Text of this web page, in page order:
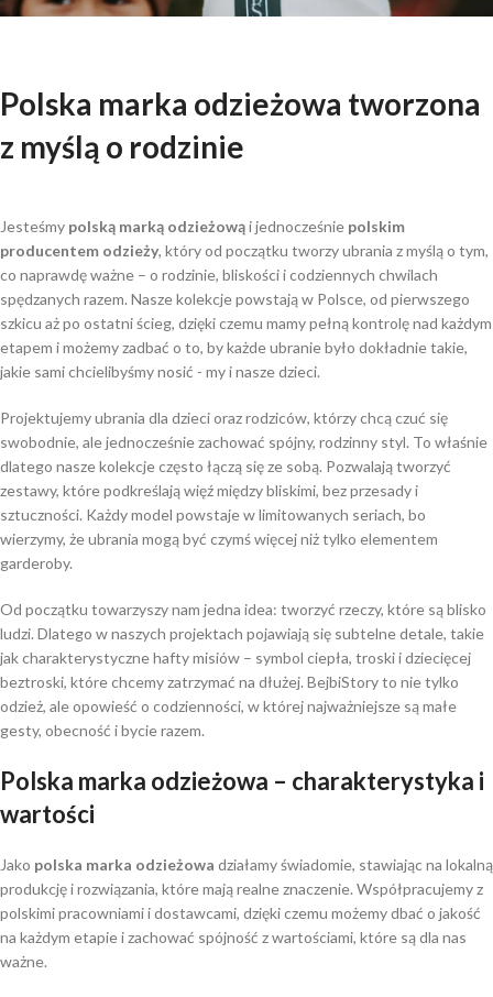
Polska marka odzieżowa tworzona
z myślą o rodzinie
Jesteśmy polską marką odzieżowąi jednocześnie polskim
producentem odzieży, który od początku tworzy ubrania z myślą o tym,
co naprawdę ważne – o rodzinie, bliskości i codziennych chwilach
spędzanych razem. Nasze kolekcje powstają w Polsce, od pierwszego
szkicu aż po ostatni ścieg, dzięki czemu mamy pełną kontrolę nad każdym
etapem i możemy zadbać o to, by każde ubranie było dokładnie takie,
jakie sami chcielibyśmy nosić - my i nasze dzieci.
Projektujemy ubrania dla dzieci oraz rodziców, którzy chcą czuć się
swobodnie, ale jednocześnie zachować spójny, rodzinny styl. To właśnie
dlatego nasze kolekcje często łączą się ze sobą. Pozwalają tworzyć
zestawy, które podkreślają więź między bliskimi, bez przesady i
sztuczności. Każdy model powstaje w limitowanych seriach, bo
wierzymy, że ubrania mogą być czymś więcej niż tylko elementem
garderoby.
Od początku towarzyszy nam jedna idea: tworzyć rzeczy, które są blisko
ludzi. Dlatego w naszych projektach pojawiają się subtelne detale, takie
jak charakterystyczne hafty misiów – symbol ciepła, troski i dziecięcej
beztroski, które chcemy zatrzymać na dłużej. BejbiStory to nie tylko
odzież, ale opowieść o codzienności, w której najważniejsze są małe
gesty, obecność i bycie razem.
Polska marka odzieżowa – charakterystyka i
wartości
Jako polska marka odzieżowa działamy świadomie, stawiając na lokalną
produkcję i rozwiązania, które mają realne znaczenie. Współpracujemy z
polskimi pracowniami i dostawcami, dzięki czemu możemy dbać o jakość
na każdym etapie i zachować spójność z wartościami, które są dla nas
ważne.